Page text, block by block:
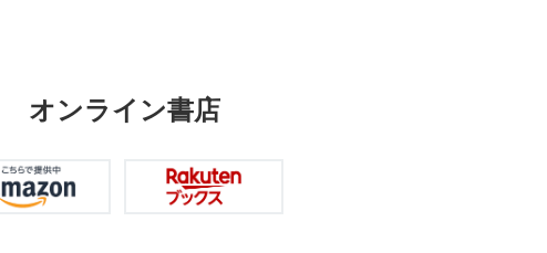
オンライン書店